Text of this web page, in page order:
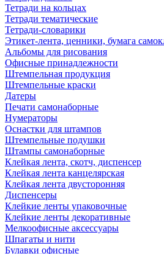
Тетради на кольцах
Тетради тематические
Тетради-словарики
Этикет-лента, ценники, бумага
Альбомы для рисования
Офисные принадлежности
Штемпельная продукция
Штемпельные краски
Датеры
Печати самонаборные
Нумераторы
Оснастки для штампов
Штемпельные подушки
Штампы самонаборные
Клейкая лента, скотч, диспенсер
Клейкая лента канцелярская
Клейкая лента двусторонняя
Диспенсеры
Клейкие ленты упаковочные
Клейкие ленты декоративные
Мелкоофисные аксессуары
Шпагаты и нити
Булавки офисные